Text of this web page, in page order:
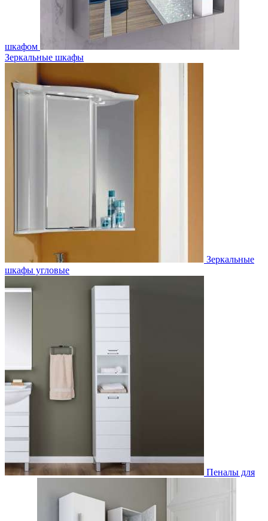
шкафом
Зеркальные шкафы
Зеркальные
шкафы угловые
Пеналы для